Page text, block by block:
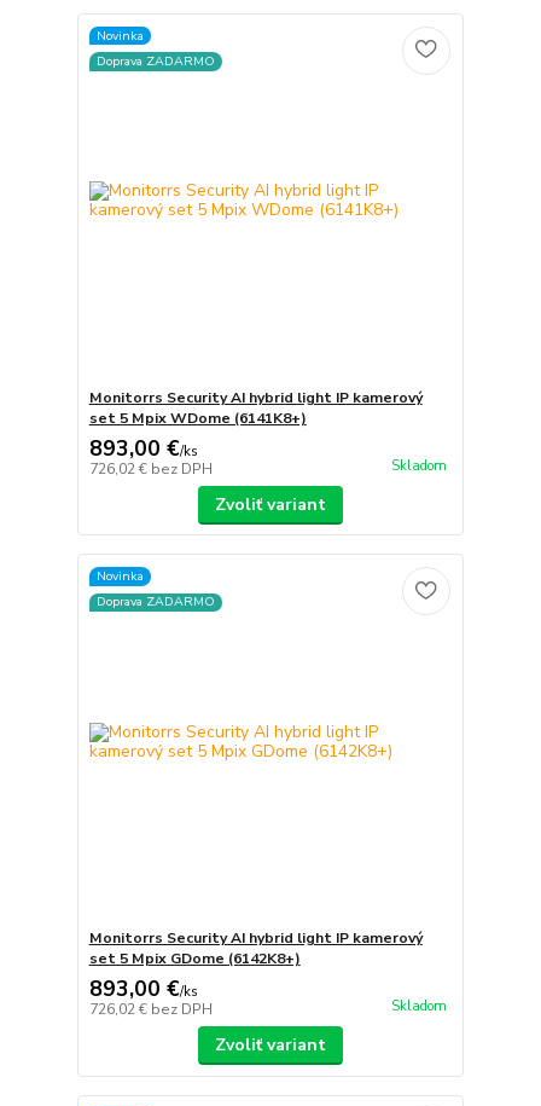
Novinka
Doprava ZADARMO
Monitorrs Security AI hybrid light IP kamerový
set 5 Mpix WDome (6141K8+)
893,00 €/ks
726,02 € bez DPH Skladom
Zvoliť variant
Novinka
Doprava ZADARMO
Monitorrs Security AI hybrid light IP kamerový
set 5 Mpix GDome (6142K8+)
893,00 €/ks
726,02 € bez DPH Skladom
Zvoliť variant